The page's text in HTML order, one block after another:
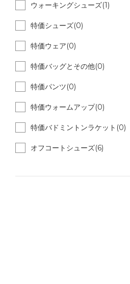
ウォーキングシューズ(1)
特価シューズ(0)
特価ウェア(0)
特価バッグとその他(0)
特価パンツ(0)
特価ウォームアップ(0)
特価バドミントンラケット(0)
オフコートシューズ(6)